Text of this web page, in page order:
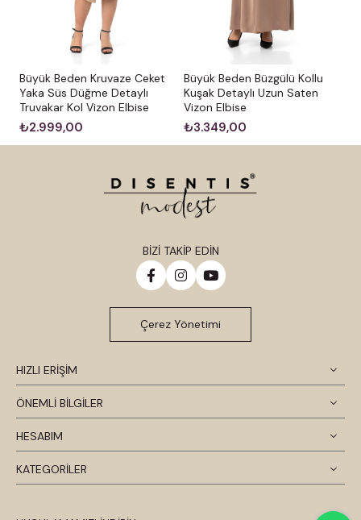
Büyük Beden Kruvaze Ceket
Yaka Süs Düğme Detaylı
Truvakar Kol Vizon Elbise
₺2.999,00
Büyük Beden Büzgülü Kollu
Kuşak Detaylı Uzun Saten
Vizon Elbise
₺3.349,00
HIZLI ERİŞİM
ÖNEMLİ BİLGİLER
HESABIM
KATEGORİLER
BİZİ TAKİP EDİN
Çerez Yönetimi